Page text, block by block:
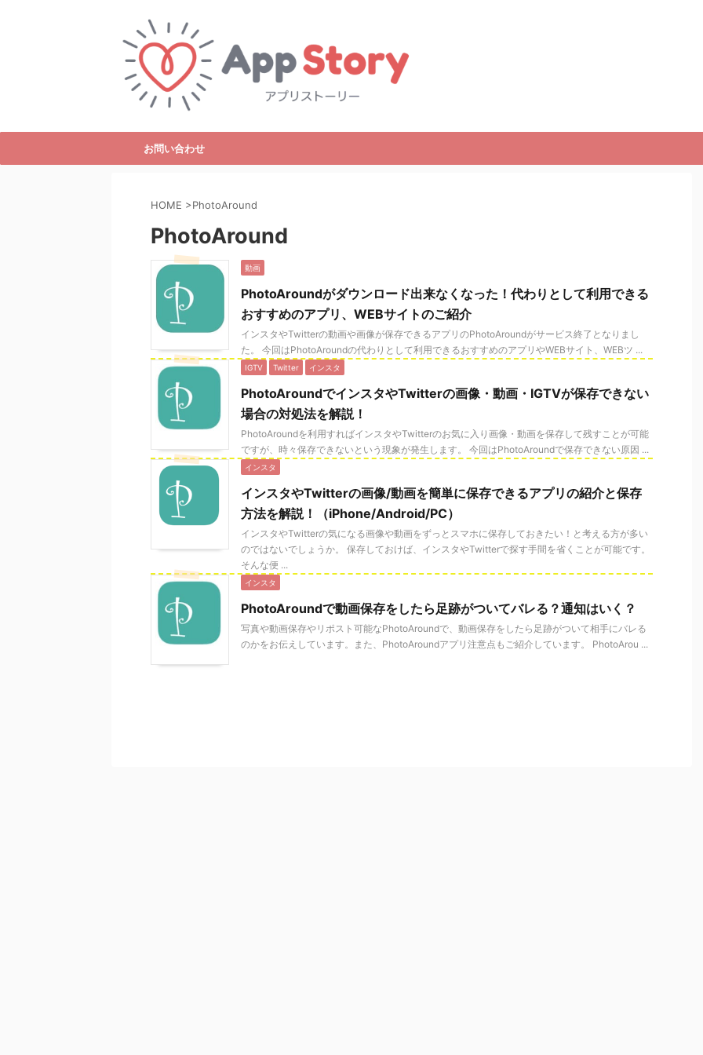
お問い合わせ
HOME >PhotoAround
PhotoAround
動画
PhotoAroundがダウンロード出来なくなった！代わりとして利用できる
おすすめのアプリ、WEBサイトのご紹介
インスタやTwitterの動画や画像が保存できるアプリのPhotoAroundがサービス終了となりまし
た。 今回はPhotoAroundの代わりとして利用できるおすすめのアプリやWEBサイト、WEBツ ...
IGTV Twitter インスタ
PhotoAroundでインスタやTwitterの画像・動画・IGTVが保存できない
場合の対処法を解説！
PhotoAroundを利用すればインスタやTwitterのお気に入り画像・動画を保存して残すことが可能
ですが、時々保存できないという現象が発生します。 今回はPhotoAroundで保存できない原因 ...
インスタ
インスタやTwitterの画像/動画を簡単に保存できるアプリの紹介と保存
方法を解説！（iPhone/Android/PC）
インスタやTwitterの気になる画像や動画をずっとスマホに保存しておきたい！と考える方が多い
のではないでしょうか。 保存しておけば、インスタやTwitterで探す手間を省くことが可能です。
そんな便 ...
インスタ
PhotoAroundで動画保存をしたら足跡がついてバレる？通知はいく？
写真や動画保存やリポスト可能なPhotoAroundで、動画保存をしたら足跡がついて相手にバレる
のかをお伝えしています。また、PhotoAroundアプリ注意点もご紹介しています。 PhotoArou ...